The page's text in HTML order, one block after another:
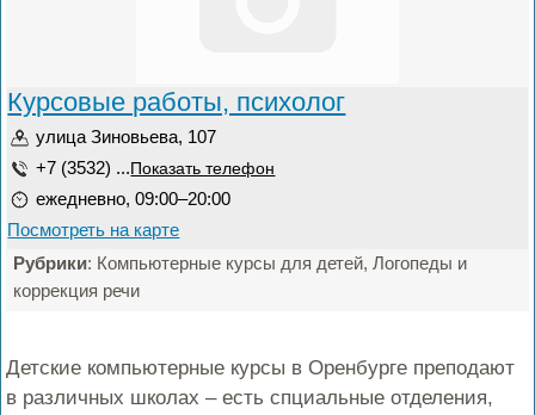
Курсовые работы, психолог
улица Зиновьева, 107
+7 (3532) ... Показать телефон
ежедневно, 09:00–20:00
Посмотреть на карте
Рубрики: Компьютерные курсы для детей, Логопеды и
коррекция речи
Детские компьютерные курсы в Оренбурге преподают
в различных школах – есть спциальные отделения,